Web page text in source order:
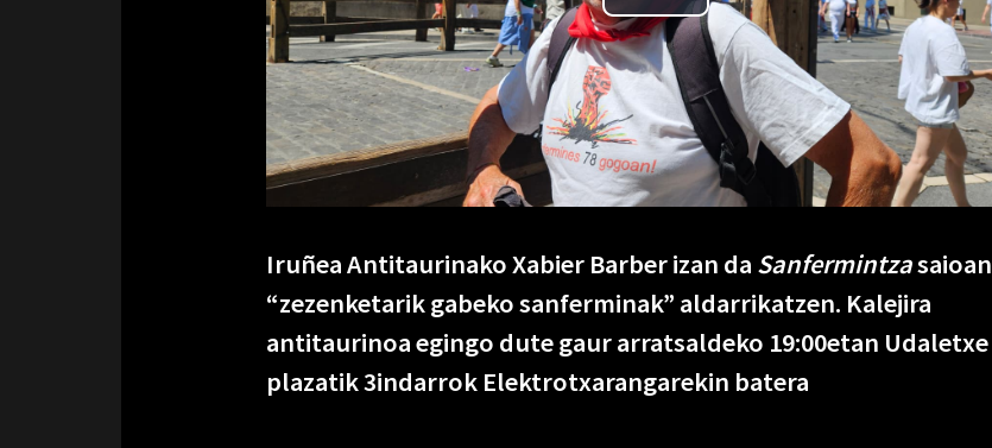
Iruñea Antitaurinako Xabier Barber izan da Sanfermintzasaioan
“zezenketarik gabeko sanferminak” aldarrikatzen. Kalejira
antitaurinoa egingo dute gaur arratsaldeko 19:00etan Udaletxe
plazatik 3indarrok Elektrotxarangarekin batera